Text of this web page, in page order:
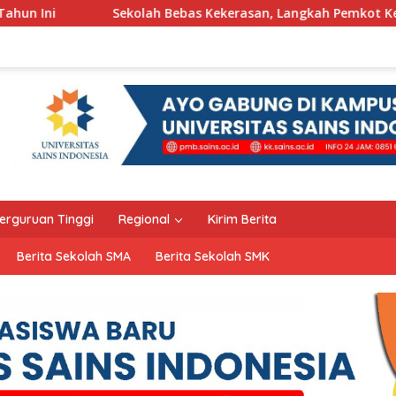
Bebas Kekerasan, Langkah Pemkot Kediri Ciptakan Hari-
Tinggi Regional Kirim Berita
Berita Sekolah SMA Berita Sekolah SMK